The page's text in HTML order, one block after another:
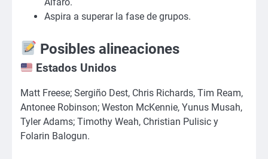
Aspira a superar la fase de grupos.
Posibles alineaciones
Estados Unidos
Matt Freese; Sergiño Dest, Chris Richards, Tim Ream,
Antonee Robinson; Weston McKennie, Yunus Musah,
Tyler Adams; Timothy Weah, Christian Pulisic y
Folarin Balogun.